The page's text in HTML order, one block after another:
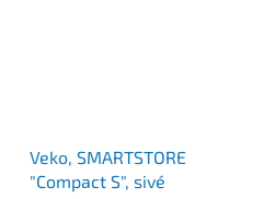
Veko, SMARTSTORE
"Compact S", sivé